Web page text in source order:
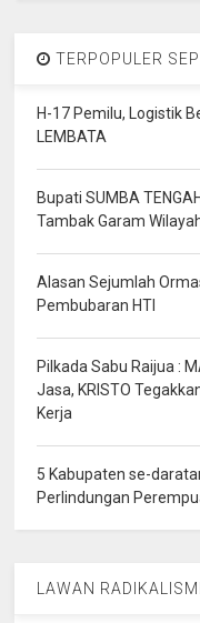
TERPOPULER
H-17 Pemilu, Logistik
LEMBATA
Bupati SUMBA
Tambak Garam
Alasan Sejumlah
Pembubaran HTI
Pilkada Sabu Raijua :
Jasa, KRISTO
Kerja
5 Kabupaten se-
Perlindungan
LAWAN